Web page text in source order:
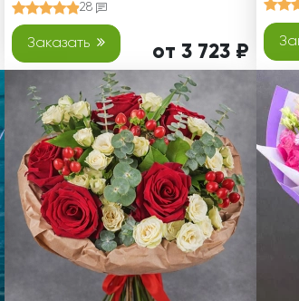
28
Заказать от 3 723 ₽